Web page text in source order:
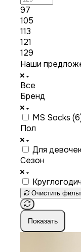
97
105
113
121
129
Наши
Все
Бренд
MS Socks (6
Пол
Для
Сезон
Очистить
Показать